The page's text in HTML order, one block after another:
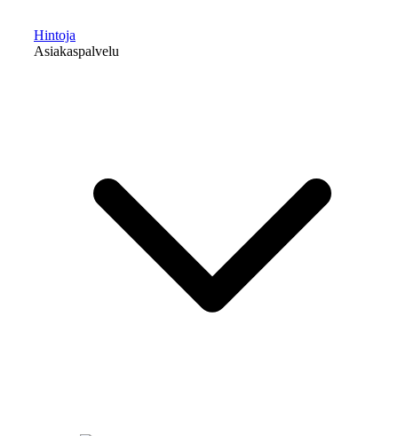
Hintoja
Asiakaspalvelu